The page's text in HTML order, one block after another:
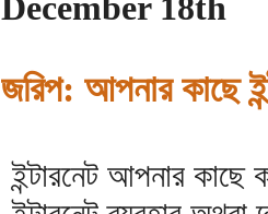
December 18th
জরিপ: আপনার কাছে
ইন্টারনেট আপনার